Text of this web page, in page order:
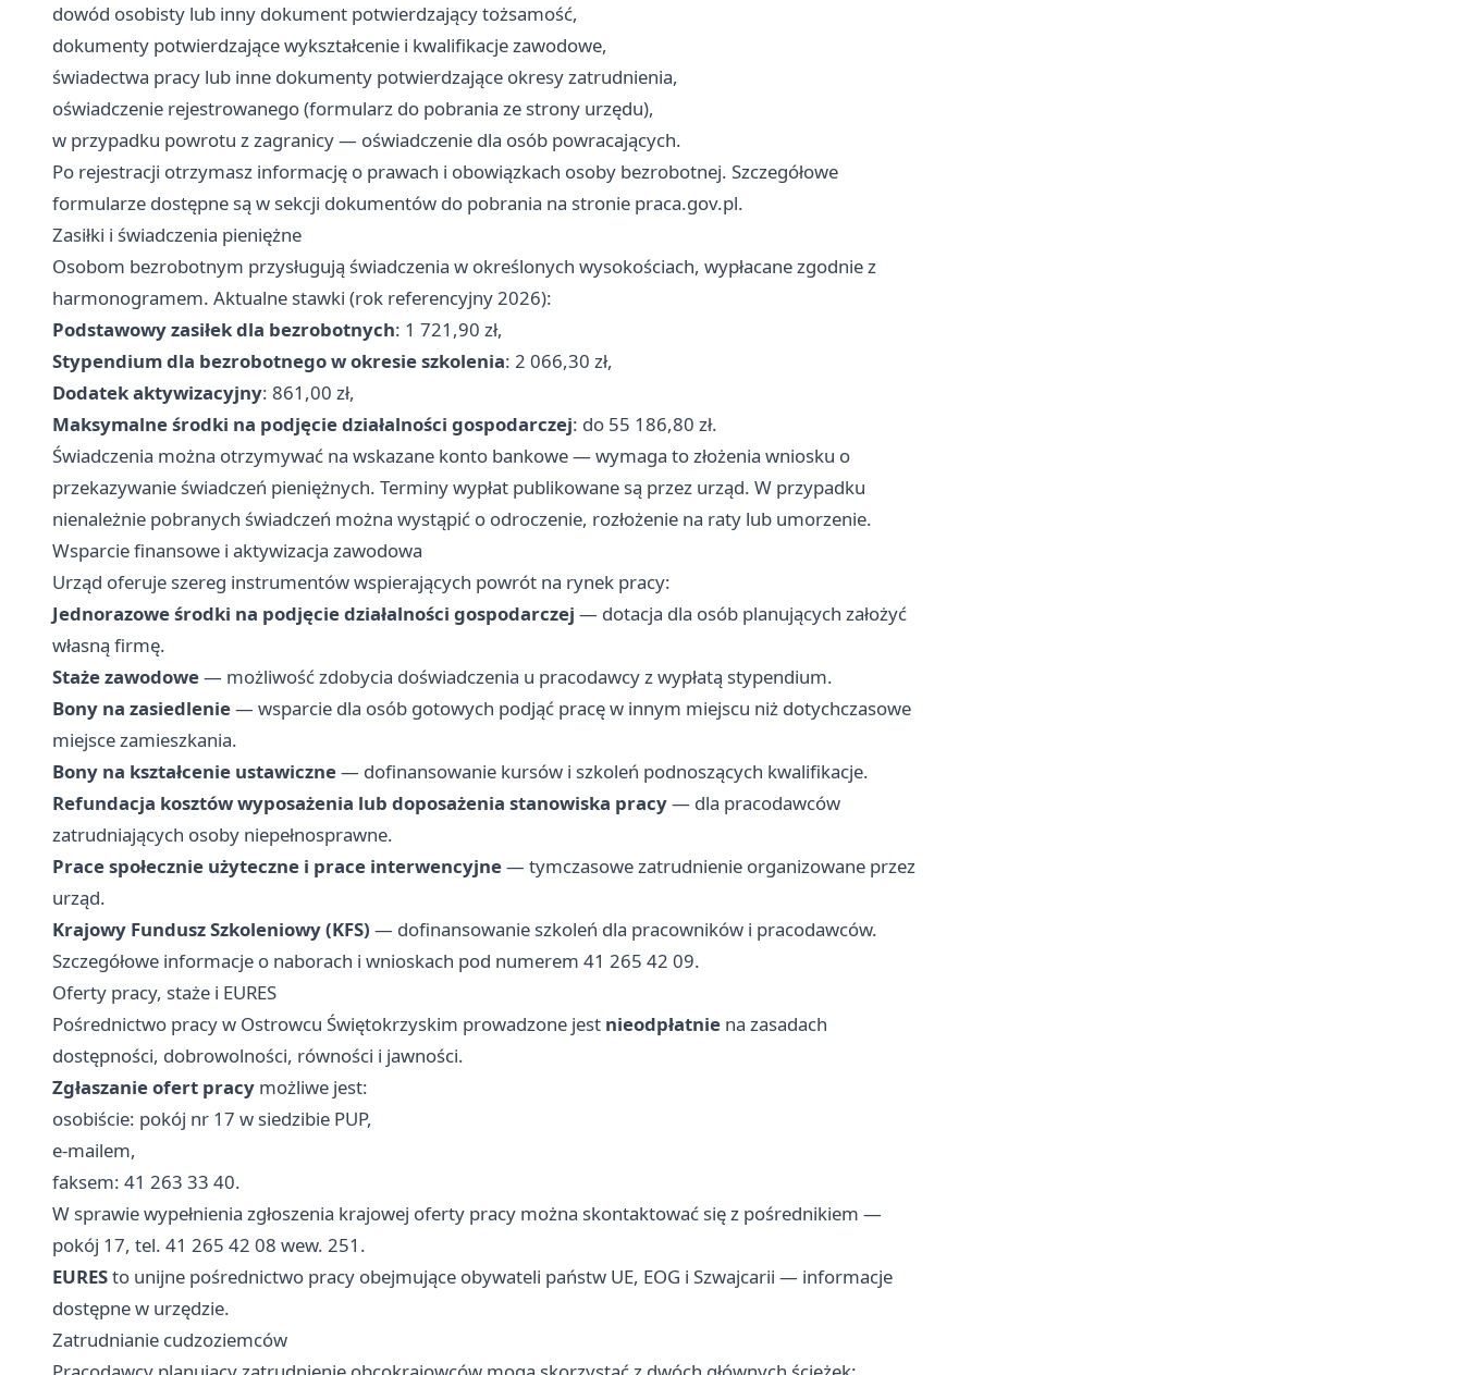
dowód osobisty lub inny dokument potwierdzający tożsamość,
dokumenty potwierdzające wykształcenie i kwalifikacje zawodowe,
świadectwa pracy lub inne dokumenty potwierdzające okresy zatrudnienia,
oświadczenie rejestrowanego (formularz do pobrania ze strony urzędu),
w przypadku powrotu z zagranicy — oświadczenie dla osób powracających.
Po rejestracji otrzymasz informację o prawach i obowiązkach osoby bezrobotnej. Szczegółowe
formularze dostępne są w sekcji dokumentów do pobrania na stronie praca.gov.pl.
Zasiłki i świadczenia pieniężne
Osobom bezrobotnym przysługują świadczenia w określonych wysokościach, wypłacane zgodnie z
harmonogramem. Aktualne stawki (rok referencyjny 2026):
Podstawowy zasiłek dla bezrobotnych: 1 721,90 zł,
Stypendium dla bezrobotnego w okresie szkolenia: 2 066,30 zł,
Dodatek aktywizacyjny: 861,00 zł,
Maksymalne środki na podjęcie działalności gospodarczej: do 55 186,80 zł.
Świadczenia można otrzymywać na wskazane konto bankowe — wymaga to złożenia wniosku o
przekazywanie świadczeń pieniężnych. Terminy wypłat publikowane są przez urząd. W przypadku
nienależnie pobranych świadczeń można wystąpić o odroczenie, rozłożenie na raty lub umorzenie.
Wsparcie finansowe i aktywizacja zawodowa
Urząd oferuje szereg instrumentów wspierających powrót na rynek pracy:
Jednorazowe środki na podjęcie działalności gospodarczej — dotacja dla osób planujących założyć
własną firmę.
Staże zawodowe— możliwość zdobycia doświadczenia u pracodawcy z wypłatą stypendium.
Bony na zasiedlenie— wsparcie dla osób gotowych podjąć pracę w innym miejscu niż dotychczasowe
miejsce zamieszkania.
Bony na kształcenie ustawiczne— dofinansowanie kursów i szkoleń podnoszących kwalifikacje.
Refundacja kosztów wyposażenia lub doposażenia stanowiska pracy— dla pracodawców
zatrudniających osoby niepełnosprawne.
Prace społecznie użyteczne i prace interwencyjne— tymczasowe zatrudnienie organizowane przez
urząd.
Krajowy Fundusz Szkoleniowy (KFS) — dofinansowanie szkoleń dla pracowników i pracodawców.
Szczegółowe informacje o naborach i wnioskach pod numerem 41 265 42 09.
Oferty pracy, staże i EURES
Pośrednictwo pracy w Ostrowcu Świętokrzyskim prowadzone jest nieodpłatnie na zasadach
dostępności, dobrowolności, równości i jawności.
Zgłaszanie ofert pracy możliwe jest:
osobiście: pokój nr 17 w siedzibie PUP,
e-mailem,
faksem: 41 263 33 40.
W sprawie wypełnienia zgłoszenia krajowej oferty pracy można skontaktować się z pośrednikiem —
pokój 17, tel. 41 265 42 08 wew. 251.
EURESto unijne pośrednictwo pracy obejmujące obywateli państw UE, EOG i Szwajcarii — informacje
dostępne w urzędzie.
Zatrudnianie cudzoziemców